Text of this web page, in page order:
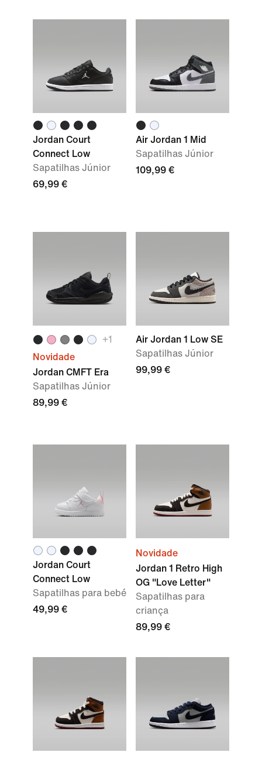
Jordan Court
Connect Low
Sapatilhas Júnior
69,99 €
Air Jordan 1 Mid
Sapatilhas Júnior
109,99 €
+1
Novidade
Jordan CMFT Era
Sapatilhas Júnior
89,99 €
Air Jordan 1 Low SE
Sapatilhas Júnior
99,99 €
Jordan Court
Connect Low
Sapatilhas para bebé
49,99 €
Novidade
Jordan 1 Retro High
OG "Love Letter"
Sapatilhas para
criança
89,99 €